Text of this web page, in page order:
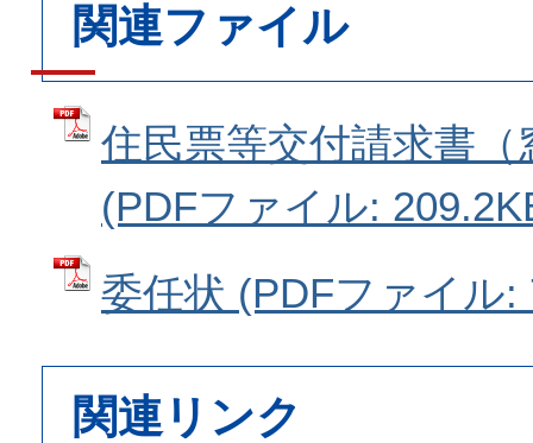
関連ファイル
住民票等交付請求書（
(PDFファイル:
委任状 (PDFファイル:
関連リンク